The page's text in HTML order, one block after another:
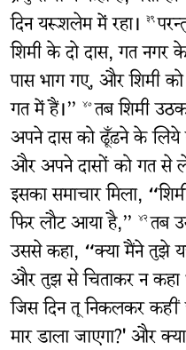
दिन यरूशलेम में रहा। ३९
शिमी के दो दास, गत नगर
पास भाग गए, और शिमी
गत में हैं।” ४०तब शिमी
अपने दास को ढूँढ़ने के
और अपने दासों को गत से
इसका समाचार मिला,
फिर लौट आया है,” ४२तब
उससे कहा, “क्या मैंने तुझे
और तुझ से चिताकर न कहा
जिस दिन तू निकलकर कहीं
मार डाला जाएगा?' और